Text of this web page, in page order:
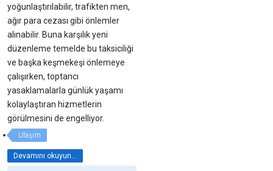
yoğunlaştırılabilir, trafikten men,
ağır para cezası gibi önlemler
alınabilir. Buna karşılık yeni
düzenleme temelde bu taksiciliği
ve başka keşmekeşi önlemeye
çalışırken, toptancı
yasaklamalarla günlük yaşamı
kolaylaştıran hizmetlerin
görülmesini de engelliyor.
Ulaşım
Devamını okuyun...